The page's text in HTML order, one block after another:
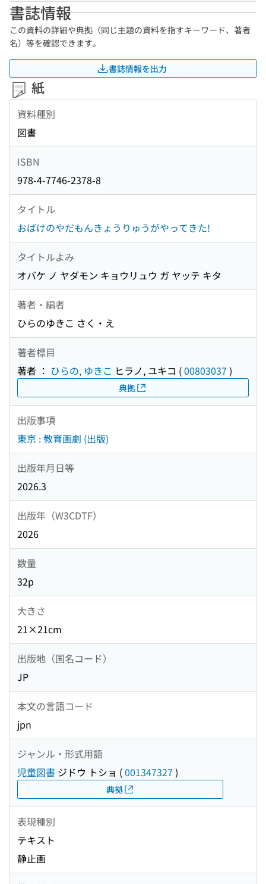
書誌情報
この資料の詳細や典拠（同じ主題の資料を指すキーワード、著者
名）等を確認できます。
書誌情報を出力
紙
資料種別
図書
ISBN
978-4-7746-2378-8
タイトル
おばけのやだもんきょうりゅうがやってきた!
タイトルよみ
オバケ ノ ヤダモン キョウリュウ ガ ヤッテ キタ
著者・編者
ひらのゆきこ さく・え
著者標目
著者 ： ひらの, ゆきこ ヒラノ, ユキコ (00803037 )
典拠
出版事項
東京 : 教育画劇 (出版)
出版年月日等
2026.3
出版年（W3CDTF）
2026
数量
32p
大きさ
21×21cm
出版地（国名コード）
JP
本文の言語コード
jpn
ジャンル・形式用語
児童図書 ジドウ トショ (001347327 )
典拠
表現種別
テキスト
静止画